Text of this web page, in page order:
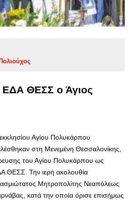
Πολιούχος
ΕΔΑ ΘΕΣΣ ο Άγιος
Αγίου Πολυκάρπου
στη Μενεμένη Θεσσαλονίκης,
του Αγίου Πολυκάρπου ως
ΘΕΣΣ. Την ιερή ακολουθία
Μητροπολίτης Νεαπόλεως
κατά την οποία όρισε επισήμως